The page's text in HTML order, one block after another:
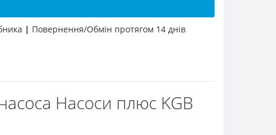
| Повернення/Обмін протягом 14 днів
Насоси плюс KGB